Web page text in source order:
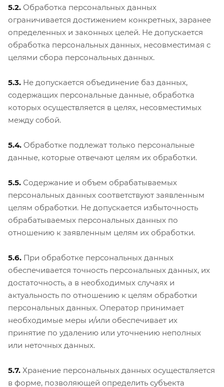
5.2. Обработка персональных данных
ограничивается достижением конкретных, заранее
определенных и законных целей. Не допускается
обработка персональных данных, несовместимая с
целями сбора персональных данных.
5.3. Не допускается объединение баз данных,
содержащих персональные данные, обработка
которых осуществляется в целях, несовместимых
между собой.
5.4. Обработке подлежат только персональные
данные, которые отвечают целям их обработки.
5.5. Содержание и объем обрабатываемых
персональных данных соответствуют заявленным
целям обработки. Не допускается избыточность
обрабатываемых персональных данных по
отношению к заявленным целям их обработки.
5.6. При обработке персональных данных
обеспечивается точность персональных данных, их
достаточность, а в необходимых случаях и
актуальность по отношению к целям обработки
персональных данных. Оператор принимает
необходимые меры и/или обеспечивает их
принятие по удалению или уточнению неполных
или неточных данных.
5.7. Хранение персональных данных осуществляется
в форме, позволяющей определить субъекта